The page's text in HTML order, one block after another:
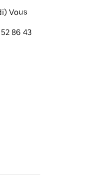
Vous
86 43